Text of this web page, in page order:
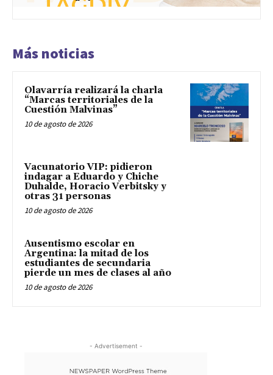
Más noticias
Olavarría realizará la charla
“Marcas territoriales de la
Cuestión Malvinas”
10 de agosto de 2026
Vacunatorio VIP: pidieron
indagar a Eduardo y Chiche
Duhalde, Horacio Verbitsky y
otras 31 personas
10 de agosto de 2026
Ausentismo escolar en
Argentina: la mitad de los
estudiantes de secundaria
pierde un mes de clases al año
10 de agosto de 2026
- Advertisement -